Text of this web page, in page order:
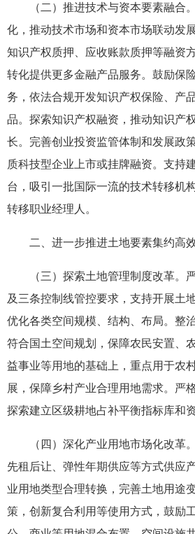
（二）推进技术与资本要素融合。
化，推动技术市场和资本市场联动发
知识产权质押、应收账款质押等融资
转化提供更多金融产品服务。鼓励保
务，依法合规开发知识产权保险、产
品。探索知识产权融资，推动知识产
长。完善创业投资监管体制和发展政
质科技型企业上市或挂牌融资。支持
台，吸引一批国际一流的技术转移机
转移职业经理人。
二、进一步推进土地要素集约高
（三）探索土地管理制度改革。严
及三条控制线管控要求，支持开展土
优化各类空间规模、结构、布局。整
符合国土空间规划，保障农民安置、
益事业等用地的基础上，重点用于农
展，保障乡村产业合理用地需求。严
探索建立区级耕地占补平衡指标库和资
（四）深化产业用地市场化改革。
先租后让、弹性年期供应等方式供应
业用地类型合理转换，完善土地用途
策，创新复合利用等使用方式，鼓励